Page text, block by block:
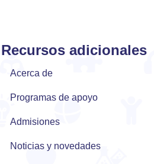
Recursos adicionales
Acerca de
Programas de apoyo
Admisiones
Noticias y novedades